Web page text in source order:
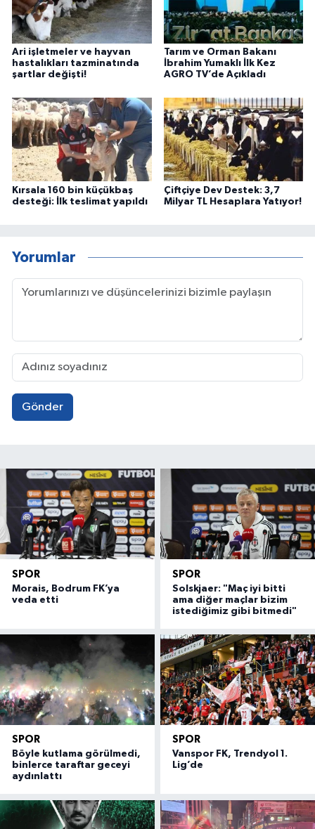
Ari işletmeler ve hayvan
hastalıkları tazminatında
şartlar değişti!
Tarım ve Orman Bakanı
İbrahim Yumaklı İlk Kez
AGRO TV’de Açıkladı
Kırsala 160 bin küçükbaş
desteği: İlk teslimat yapıldı
Çiftçiye Dev Destek: 3,7
Milyar TL Hesaplara Yatıyor!
Yorumlar
Gönder
SPOR
Morais, Bodrum FK’ya
veda etti
SPOR
Solskjaer: "Maç iyi bitti
ama diğer maçlar bizim
istediğimiz gibi bitmedi"
SPOR
Böyle kutlama görülmedi,
binlerce taraftar geceyi
aydınlattı
SPOR
Vanspor FK, Trendyol 1.
Lig’de